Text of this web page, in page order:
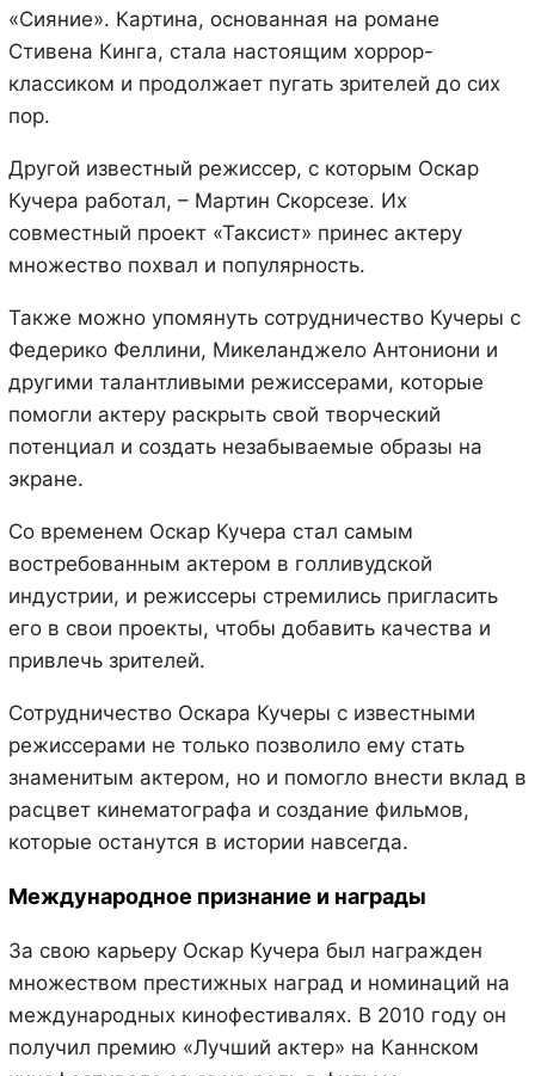
«Сияние». Картина, основанная на романе
Стивена Кинга, стала настоящим хоррор-
классиком и продолжает пугать зрителей до сих
пор.
Другой известный режиссер, с которым Оскар
Кучера работал, – Мартин Скорсезе. Их
совместный проект «Таксист» принес актеру
множество похвал и популярность.
Также можно упомянуть сотрудничество Кучеры с
Федерико Феллини, Микеланджело Антониони и
другими талантливыми режиссерами, которые
помогли актеру раскрыть свой творческий
потенциал и создать незабываемые образы на
экране.
Со временем Оскар Кучера стал самым
востребованным актером в голливудской
индустрии, и режиссеры стремились пригласить
его в свои проекты, чтобы добавить качества и
привлечь зрителей.
Сотрудничество Оскара Кучеры с известными
режиссерами не только позволило ему стать
знаменитым актером, но и помогло внести вклад в
расцвет кинематографа и создание фильмов,
которые останутся в истории навсегда.
Международное признание и награды
За свою карьеру Оскар Кучера был награжден
множеством престижных наград и номинаций на
международных кинофестивалях. В 2010 году он
получил премию «Лучший актер» на Каннском